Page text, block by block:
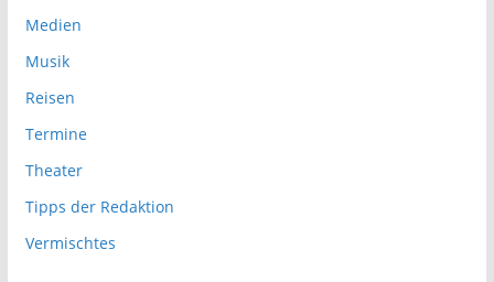
Medien
Musik
Reisen
Termine
Theater
Tipps der Redaktion
Vermischtes